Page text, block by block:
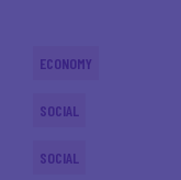
ECONOMY
SOCIAL
SOCIAL